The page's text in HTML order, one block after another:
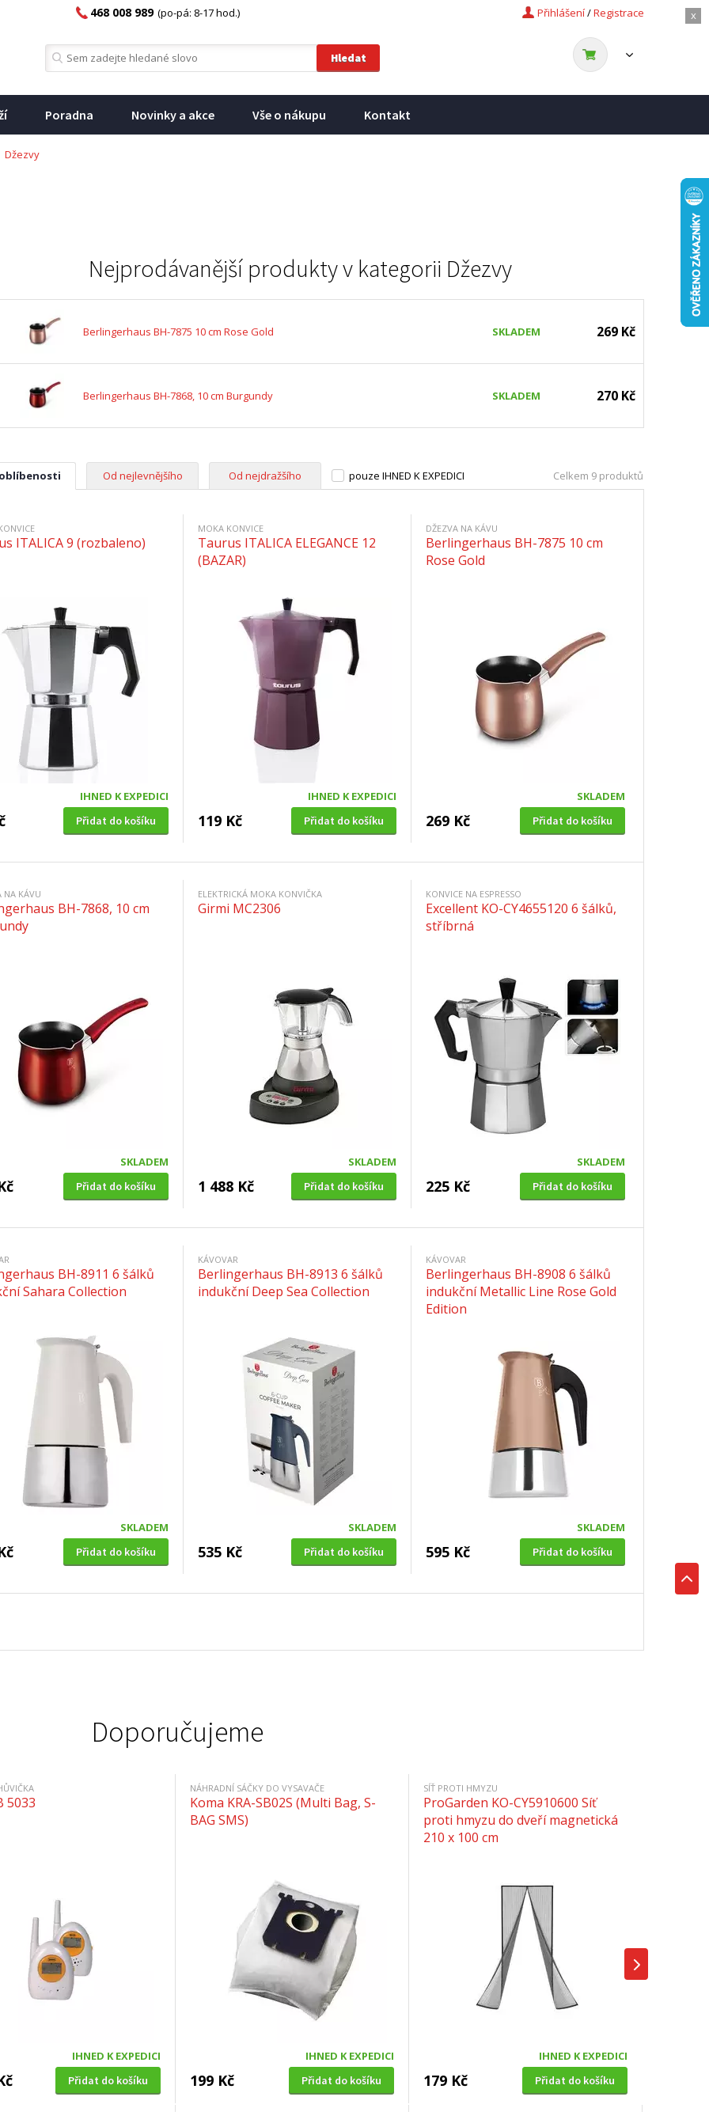
x
Registrace
/
Přihlášení
468 008 989 (po-pá: 8-17 hod.)
Poradna Novinky a akce Vše o nákupu Kontakt
Džezvy
Nejprodávanější produkty v kategorii Džezvy
Berlingerhaus BH-7875 10 cm Rose Gold SKLADEM 269 Kč
Berlingerhaus BH-7868, 10 cm Burgundy SKLADEM 270 Kč
Od nejlevnějšího Od nejdražšího pouze IHNED K EXPEDICI Celkem 9 produktů
ITALICA 9 (rozbaleno)
IHNED K EXPEDICI
Přidat do košíku
MOKA KONVICE
Taurus ITALICA ELEGANCE 12
(BAZAR)
IHNED K EXPEDICI
119 Kč Přidat do košíku
DŽEZVA NA KÁVU
Berlingerhaus BH-7875 10 cm
Rose Gold
SKLADEM
269 Kč Přidat do košíku
NA KÁVU
BH-7868, 10 cm
SKLADEM
Přidat do košíku
ELEKTRICKÁ MOKA KONVIČKA
Girmi MC2306
SKLADEM
1 488 Kč Přidat do košíku
KONVICE NA ESPRESSO
Excellent KO-CY4655120 6 šálků,
stříbrná
SKLADEM
225 Kč Přidat do košíku
BH-8911 6 šálků
Sahara Collection
SKLADEM
Přidat do košíku
KÁVOVAR
Berlingerhaus BH-8913 6 šálků
indukční Deep Sea Collection
SKLADEM
535 Kč Přidat do košíku
KÁVOVAR
Berlingerhaus BH-8908 6 šálků
indukční Metallic Line Rose Gold
Edition
SKLADEM
595 Kč Přidat do košíku
Doporučujeme
5033
IHNED K EXPEDICI
Přidat do košíku
NÁHRADNÍ SÁČKY DO VYSAVAČE
Koma KRA-SB02S (Multi Bag, S-
BAG SMS)
IHNED K EXPEDICI
199 Kč Přidat do košíku
SÍŤ PROTI HMYZU
ProGarden KO-CY5910600 Síť
proti hmyzu do dveří magnetická
210 x 100 cm
IHNED K EXPEDICI
179 Kč Přidat do košíku